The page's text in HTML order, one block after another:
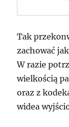
Tak
zachować
W razie
wielkością
oraz z
widea